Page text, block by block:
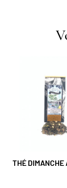
THÉ DIMANCHE